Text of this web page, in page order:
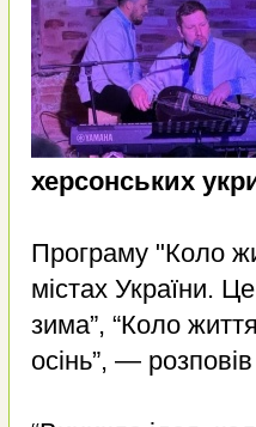
херсонських
Програму "Коло
містах України.
зима”, “Коло
осінь”, —